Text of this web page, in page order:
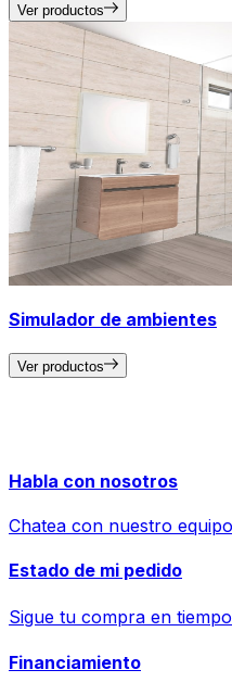
Ver productos
Simulador de ambientes
Ver productos
Habla con nosotros
Chatea con nuestro
Estado de mi pedido
Sigue tu compra en
Financiamiento